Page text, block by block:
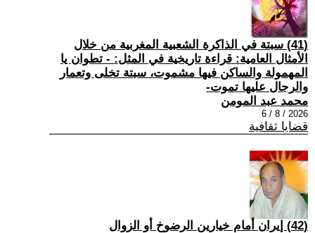
(41) سبتة في الذاكرة الشعبية المغربية من خلال
الأمثال العامية: قراءة تاريخية في المثل: - تطوان يا
المهمولة والساكن فيها مشموت، سبتة تخلى وتعمار
والرجال عليها تموت-
محمد عبد المومن
2026 / 8 / 6
قضايا ثقافية
(42) إيران أمام خيارين الرضوخ أو الزوال